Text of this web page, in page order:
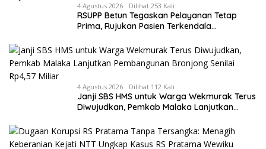
4 Agustus 2026 Dilihat 253 Kali
RSUPP Betun Tegaskan Pelayanan Tetap
Prima, Rujukan Pasien Terkendala
Tujuan
4 Agustus 2026 Dilihat 112 Kali
Janji SBS HMS untuk Warga Wekmurak Terus
Diwujudkan, Pemkab Malaka Lanjutkan